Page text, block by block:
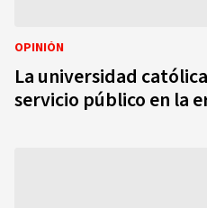
OPINIÓN
La universidad
servicio público en la